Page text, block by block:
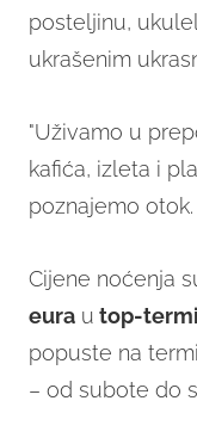
posteljinu,
ukrašenim
"Uživamo u
kafića, izleta i
poznajemo otok.
Cijene noćenja
eura u top-
popuste na
– od subote do